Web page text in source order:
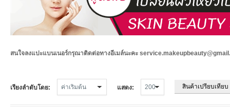
สนใจลงแปะแบนเนอร์กรุณาติดต่อทางอีเมล์นะคะ
เรียงลำดับโดย: แสดง: สินค้าเปรียบเทียบ